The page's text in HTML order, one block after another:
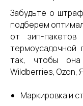
Забудьте о
подберем
от зип-
термоусадочной
так, чтобы она
Wildberries, Ozon,
Маркировка и